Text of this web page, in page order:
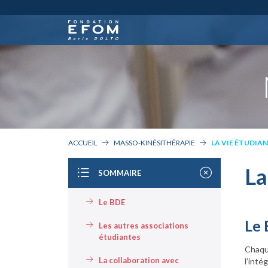
ACCUEIL MASSO-KINÉSITHÉRAPIE LA VIE
SOMMAIRE
Le BDE
Les autres associations
étudiantes
La collaboration avec
Le